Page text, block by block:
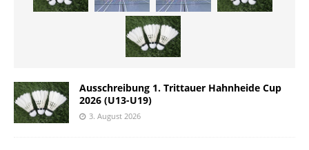
Ausschreibung 1. Trittauer Hahnheide Cup
2026 (U13-U19)
3. August 2026